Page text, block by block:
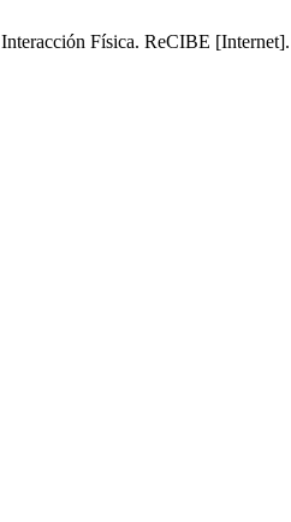
Física. ReCIBE